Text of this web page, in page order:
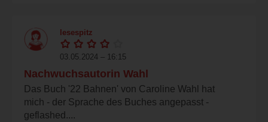
lesespitz
03.05.2024 – 16:15
Nachwuchsautorin Wahl
Das Buch '22 Bahnen' von Caroline Wahl hat
mich - der Sprache des Buches angepasst -
geflashed....